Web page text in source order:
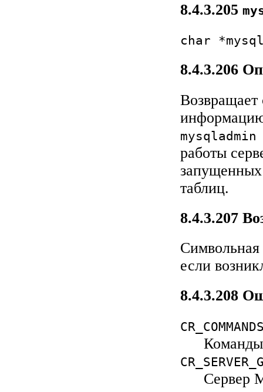
8.4.3.205
char
8.4.3.206
работы
запущенных
таблиц.
8.4.3.207
Символьная
если
8.4.3.208
Сервер